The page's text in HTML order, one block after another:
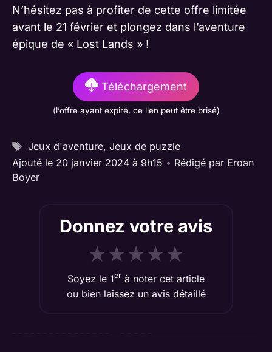
N’hésitez pas à profiter de cette offre limitée
avant le 21 février et plongez dans l’aventure
épique de « Lost Lands » !
Téléchargement
(l’offre ayant expiré, ce lien peut être brisé)
Étiquettes
Jeux d'aventure, Jeux de puzzle
Ajouté le 20 janvier 2024 à 9h15 • Rédigé par Eroan
Boyer
Donnez votre avis
★★★★★
Soyez le 1er à noter cet article
ou bien laissez un avis détaillé